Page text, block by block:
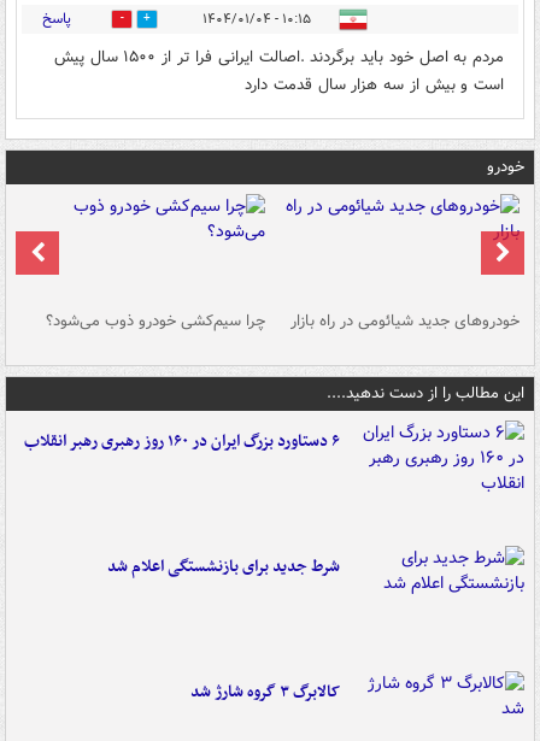
۱۰:۱۵ - ۱۴۰۴/۰۱/۰۴ 3 پاسخ
مردم به اصل خود باید برگردند .اصالت ایرانی فرا تر از ۱۵۰۰ سال پیش
است و بیش از سه هزار سال قدمت دارد
خودرو
خودروهای جدید شیائومی در راه بازار چرا سیم‌کشی خودرو ذوب می‌شود؟
این مطالب را از دست ندهید....
۶ دستاورد بزرگ ایران در ۱۶۰ روز رهبری رهبر انقلاب
شرط جدید برای بازنشستگی اعلام شد
کالابرگ ۳ گروه شارژ شد